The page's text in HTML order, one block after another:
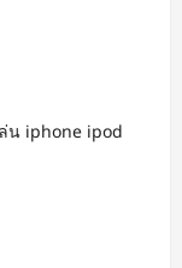
น iphone ipod